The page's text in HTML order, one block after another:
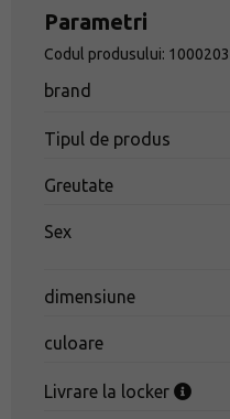
toate aventurile
Parametri
Codul produsului:
brand
Tipul de produs
Greutate
Sex
dimensiune
culoare
Livrare la locker